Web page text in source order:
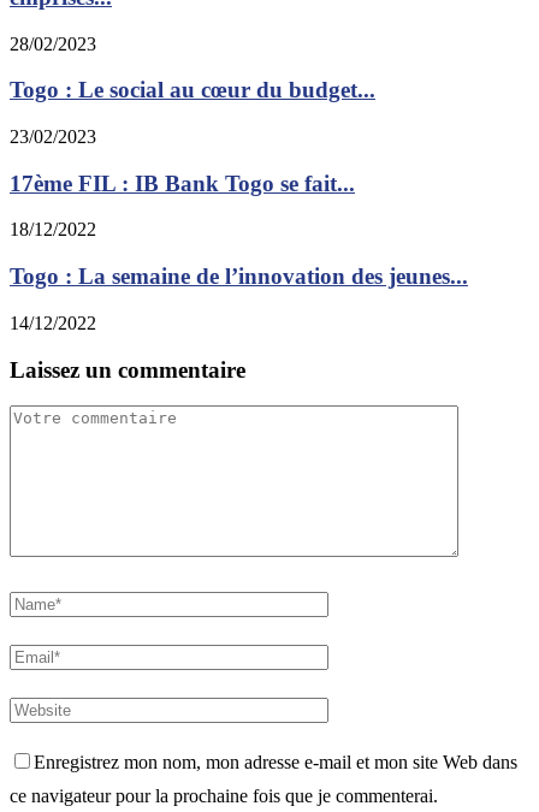
28/02/2023
Togo : Le social au cœur du budget...
23/02/2023
17ème FIL : IB Bank Togo se fait...
18/12/2022
Togo : La semaine de l’innovation des jeunes...
14/12/2022
Laissez un commentaire
Enregistrez mon nom, mon adresse e-mail et mon site Web dans
ce navigateur pour la prochaine fois que je commenterai.